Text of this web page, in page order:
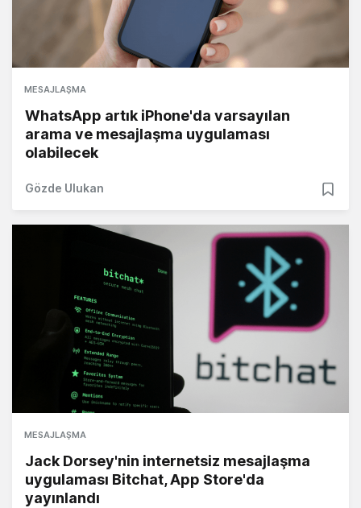
MESAJLAŞMA
WhatsApp artık iPhone'da varsayılan
arama ve mesajlaşma uygulaması
olabilecek
Gözde Ulukan
MESAJLAŞMA
Jack Dorsey'nin internetsiz mesajlaşma
uygulaması Bitchat, App Store'da
yayınlandı